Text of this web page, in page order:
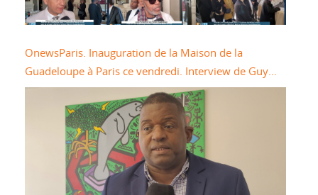
OnewsParis. Inauguration de la Maison de la
Guadeloupe à Paris ce vendredi. Interview de Guy
LOSBAR Président du Conseil Départemental